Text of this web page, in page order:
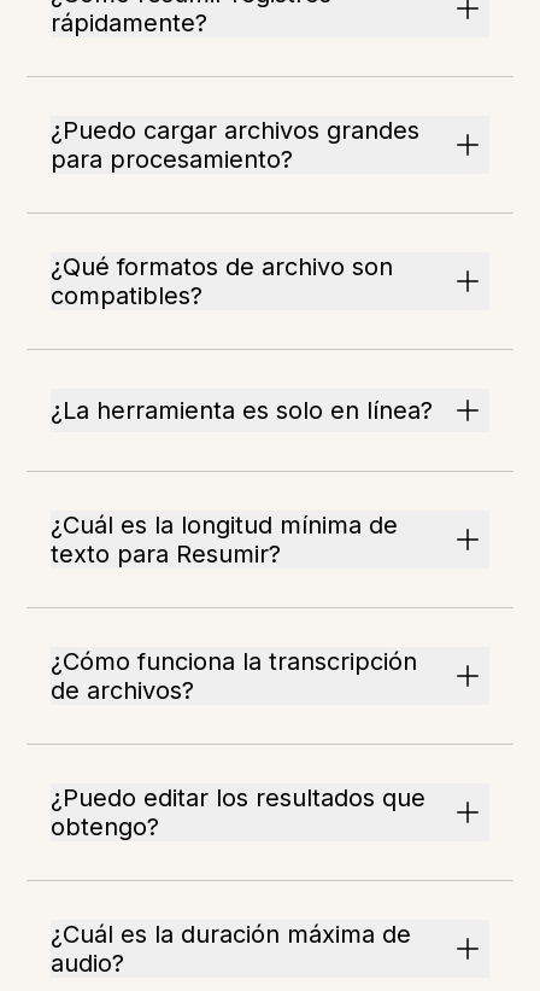
rápidamente?
¿Puedo cargar archivos grandes
para procesamiento?
¿Qué formatos de archivo son
compatibles?
¿La herramienta es solo en línea?
¿Cuál es la longitud mínima de
texto para Resumir?
¿Cómo funciona la transcripción
de archivos?
¿Puedo editar los resultados que
obtengo?
¿Cuál es la duración máxima de
audio?